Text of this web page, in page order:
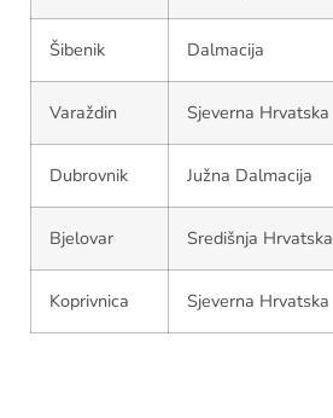
Šibenik Dalmacija
Varaždin Sjeverna Hrvatska
Dubrovnik Južna Dalmacija
Bjelovar Središnja Hrvatska
Koprivnica Sjeverna Hrvatska